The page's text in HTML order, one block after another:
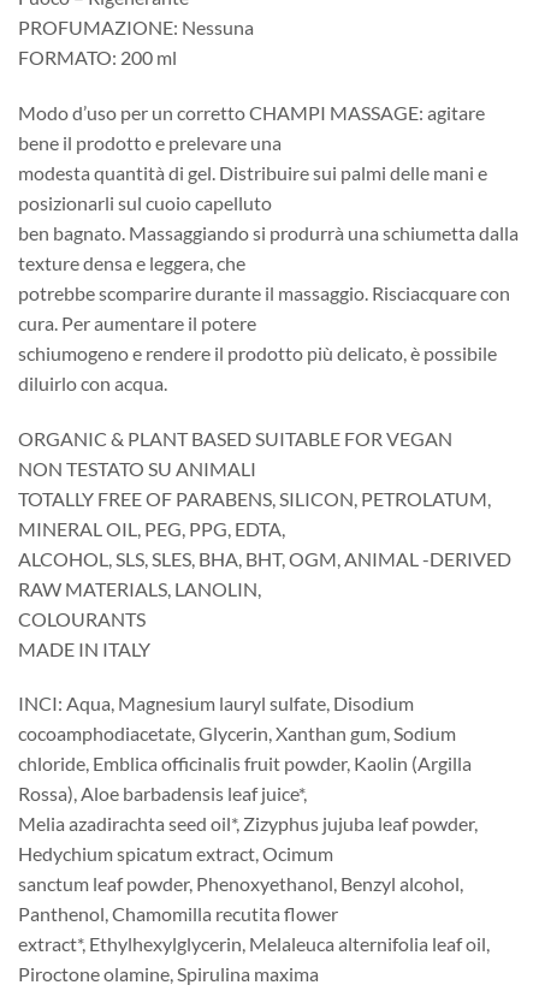
PROFUMAZIONE: Nessuna
FORMATO: 200 ml
Modo d’uso per un corretto CHAMPI MASSAGE: agitare
bene il prodotto e prelevare una
modesta quantità di gel. Distribuire sui palmi delle mani e
posizionarli sul cuoio capelluto
ben bagnato. Massaggiando si produrrà una schiumetta dalla
texture densa e leggera, che
potrebbe scomparire durante il massaggio. Risciacquare con
cura. Per aumentare il potere
schiumogeno e rendere il prodotto più delicato, è possibile
diluirlo con acqua.
ORGANIC & PLANT BASED SUITABLE FOR VEGAN
NON TESTATO SU ANIMALI
TOTALLY FREE OF PARABENS, SILICON, PETROLATUM,
MINERAL OIL, PEG, PPG, EDTA,
ALCOHOL, SLS, SLES, BHA, BHT, OGM, ANIMAL -DERIVED
RAW MATERIALS, LANOLIN,
COLOURANTS
MADE IN ITALY
INCI: Aqua, Magnesium lauryl sulfate, Disodium
cocoamphodiacetate, Glycerin, Xanthan gum, Sodium
chloride, Emblica officinalis fruit powder, Kaolin (Argilla
Rossa), Aloe barbadensis leaf juice*,
Melia azadirachta seed oil*, Zizyphus jujuba leaf powder,
Hedychium spicatum extract, Ocimum
sanctum leaf powder, Phenoxyethanol, Benzyl alcohol,
Panthenol, Chamomilla recutita flower
extract*, Ethylhexylglycerin, Melaleuca alternifolia leaf oil,
Piroctone olamine, Spirulina maxima